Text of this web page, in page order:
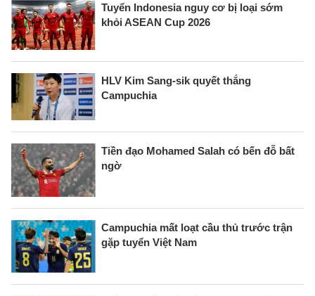
Tuyển Indonesia nguy cơ bị loại sớm
khỏi ASEAN Cup 2026
HLV Kim Sang-sik quyết thắng
Campuchia
Tiền đạo Mohamed Salah có bến đỗ bất
ngờ
Campuchia mất loạt cầu thủ trước trận
gặp tuyển Việt Nam